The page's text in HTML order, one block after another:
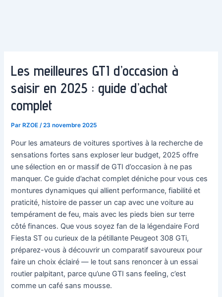
Les meilleures GTI d’occasion à
saisir en 2025 : guide d’achat
complet
Par RZOE/23 novembre 2025
Pour les amateurs de voitures sportives à la recherche de
sensations fortes sans exploser leur budget, 2025 offre
une sélection en or massif de GTI d’occasion à ne pas
manquer. Ce guide d’achat complet déniche pour vous ces
montures dynamiques qui allient performance, fiabilité et
praticité, histoire de passer un cap avec une voiture au
tempérament de feu, mais avec les pieds bien sur terre
côté finances. Que vous soyez fan de la légendaire Ford
Fiesta ST ou curieux de la pétillante Peugeot 308 GTi,
préparez-vous à découvrir un comparatif savoureux pour
faire un choix éclairé — le tout sans renoncer à un essai
routier palpitant, parce qu’une GTI sans feeling, c’est
comme un café sans mousse.